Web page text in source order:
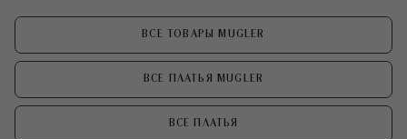
ВСЕ ТОВАРЫ MUGLER
ВСЕ ПЛАТЬЯ MUGLER
ВСЕ ПЛАТЬЯ